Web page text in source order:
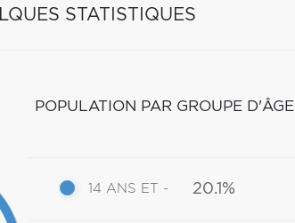
STATISTIQUES
POPULATION PAR GROUPE D'ÂGE
14 ANS ET - 20.1%